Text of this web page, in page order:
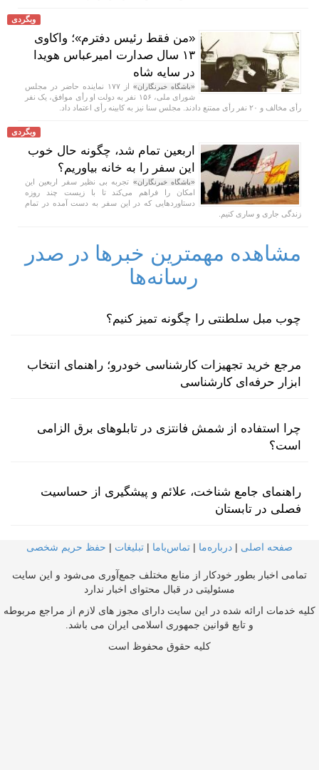
وبگردی
«من فقط رئیس دفترم»؛ واکاوی
۱۳ سال صدارت امیرعباس هویدا
در سایه شاه
«باشگاه خبرنگاران»
از ۱۷۷ نماینده حاضر در مجلس
شورای ملی، ۱۵۶ نفر به دولت او رأی موافق، یک نفر
رأی مخالف و ۲۰ نفر رأی ممتنع دادند. مجلس سنا نیز به کابینه رأی اعتماد داد.
وبگردی
اربعین تمام شد، چگونه حال خوب
این سفر را به خانه بیاوریم؟
«باشگاه خبرنگاران» تجربه بی نظیر سفر اربعین این
امکان را فراهم می‌کند تا با زیست چند روزه
دستاورد‌هایی که در این سفر به دست آمده در تمام
زندگی جاری و ساری کنیم.
مشاهده مهمترین خبرها در صدر
رسانه‌ها
چوب مبل سلطنتی را چگونه تمیز کنیم؟
مرجع خرید تجهیزات کارشناسی خودرو؛ راهنمای انتخاب
ابزار حرفه‌ای کارشناسی
چرا استفاده از شمش فانتزی در تابلوهای برق الزامی
است؟
راهنمای جامع شناخت، علائم و پیشگیری از حساسیت
فصلی در تابستان
صفحه اصلی | درباره‌ما | تماس‌با‌ما | تبلیغات | حفظ حریم شخصی
تمامی اخبار بطور خودکار از منابع مختلف جمع‌آوری می‌شود و این سایت
مسئولیتی در قبال محتوای اخبار ندارد
کلیه خدمات ارائه شده در این سایت دارای مجوز های لازم از مراجع مربوطه
و تابع قوانین جمهوری اسلامی ایران می باشد.
کلیه حقوق محفوظ است